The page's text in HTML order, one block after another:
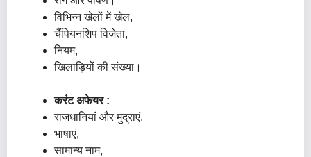
विभिन्न खेलों में खेल,
चैंपियनशिप विजेता,
नियम,
खिलाड़ियों की संख्या।
करंट अफेयर :
राजधानियां और मुद्राएं,
भाषाएं,
सामान्य नाम,